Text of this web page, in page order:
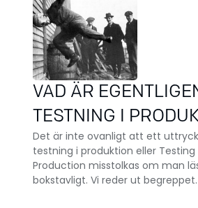
VAD ÄR
TESTNING I
Det är inte ovanligt att ett
testning i produktion eller Testing
Production misstolkas om man
bokstavligt. Vi reder ut begreppet.